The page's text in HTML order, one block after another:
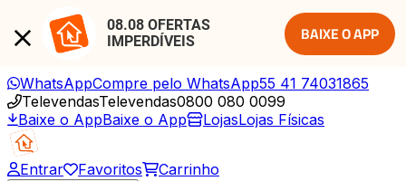
08.08 OFERTAS
IMPERDÍVEIS
BAIXE O APP
WhatsAppCompre pelo WhatsApp55 41 74031865
TelevendasTelevendas0800 080 0099
Baixe o AppBaixe o App LojasLojas Físicas
Entrar Favoritos Carrinho